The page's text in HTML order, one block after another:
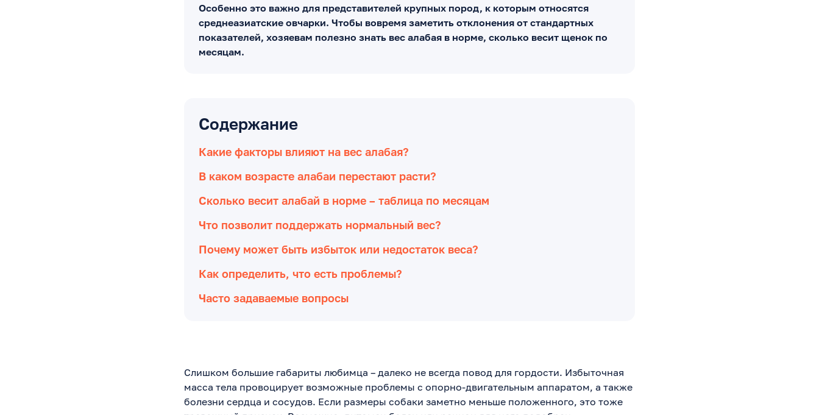
Особенно это важно для представителей крупных пород, к которым относятся
среднеазиатские овчарки. Чтобы вовремя заметить отклонения от стандартных
показателей, хозяевам полезно знать вес алабая в норме, сколько весит щенок по
месяцам.
Содержание
Какие факторы влияют на вес алабая?
В каком возрасте алабаи перестают расти?
Сколько весит алабай в норме – таблица по месяцам
Что позволит поддержать нормальный вес?
Почему может быть избыток или недостаток веса?
Как определить, что есть проблемы?
Часто задаваемые вопросы
Слишком большие габариты любимца – далеко не всегда повод для гордости. Избыточная
масса тела провоцирует возможные проблемы с опорно-двигательным аппаратом, а также
болезни сердца и сосудов. Если размеры собаки заметно меньше положенного, это тоже